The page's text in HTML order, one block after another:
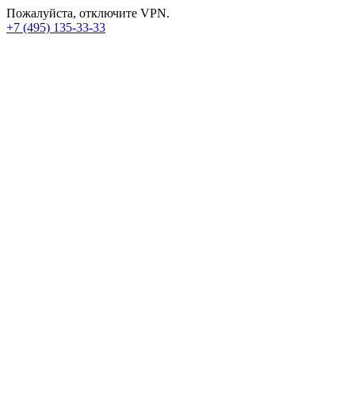
Пожалуйста, отключите VPN.
+7 (495) 135-33-33